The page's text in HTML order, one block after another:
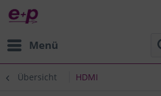
Menü
Übersicht HDMI